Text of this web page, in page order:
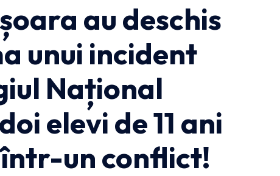
au deschis
unui incident
Național
elevi de 11 ani
un conflict!